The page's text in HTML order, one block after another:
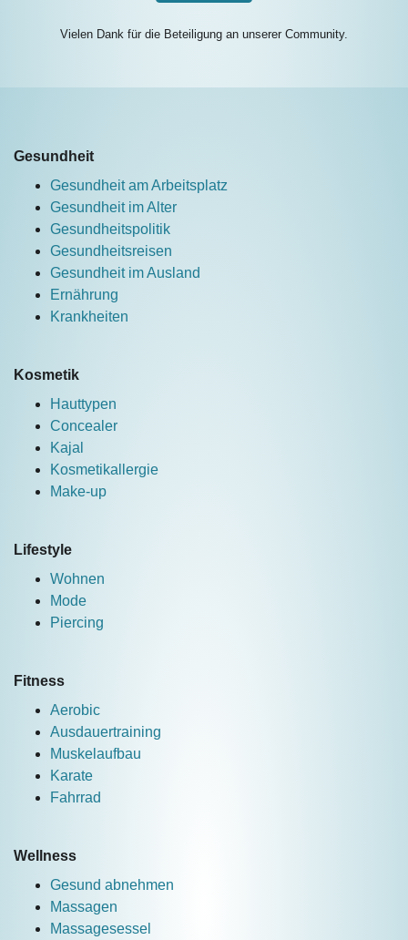
Vielen Dank für die Beteiligung an unserer Community.
Gesundheit
Gesundheit am Arbeitsplatz
Gesundheit im Alter
Gesundheitspolitik
Gesundheitsreisen
Gesundheit im Ausland
Ernährung
Krankheiten
Kosmetik
Hauttypen
Concealer
Kajal
Kosmetikallergie
Make-up
Lifestyle
Wohnen
Mode
Piercing
Fitness
Aerobic
Ausdauertraining
Muskelaufbau
Karate
Fahrrad
Wellness
Gesund abnehmen
Massagen
Massagesessel